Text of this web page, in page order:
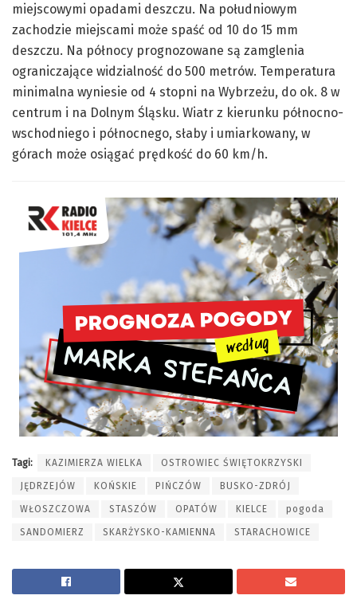
miejscowymi opadami deszczu. Na południowym
zachodzie miejscami może spaść od 10 do 15 mm
deszczu. Na północy prognozowane są zamglenia
ograniczające widzialność do 500 metrów. Temperatura
minimalna wyniesie od 4 stopni na Wybrzeżu, do ok. 8 w
centrum i na Dolnym Śląsku. Wiatr z kierunku północno-
wschodniego i północnego, słaby i umiarkowany, w
górach może osiągać prędkość do 60 km/h.
Tagi: KAZIMIERZA WIELKA OSTROWIEC ŚWIĘTOKRZYSKI
JĘDRZEJÓW KOŃSKIE PIŃCZÓW BUSKO-ZDRÓJ
WŁOSZCZOWA STASZÓW OPATÓW KIELCE pogoda
SANDOMIERZ SKARŻYSKO-KAMIENNA STARACHOWICE